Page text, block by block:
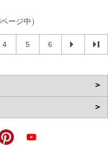
ージ中）
4 5 6